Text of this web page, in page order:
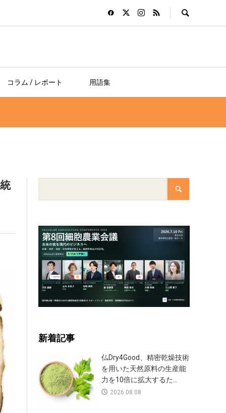
コラム / レポート 用語集
新着記事
仏Dry4Good、精密乾燥技術
を用いた天然原料の生産能
力を10倍に拡大するた...
2026.08.08